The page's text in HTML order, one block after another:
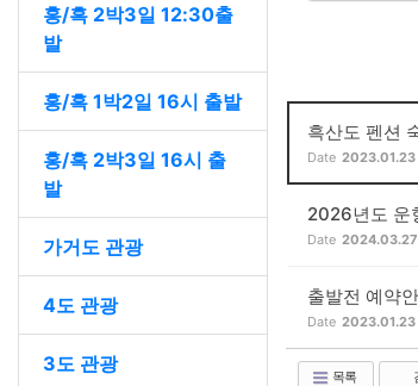
홍/흑 2박3일 12:30출
발
홍/흑 1박2일 16시 출발
홍/흑 2박3일 16시 출
발
가거도 관광
4도 관광
3도 관광
흑산도 펜션
Date 2023.01.23
2026년도 운
Date 2024.03.27
출발전 예약
Date 2023.01.23
목록